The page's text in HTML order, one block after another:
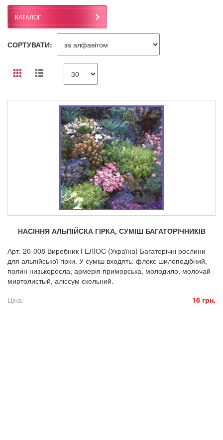
КАТАЛОГ
СОРТУВАТИ:
НАСІННЯ АЛЬПІЙСКА ГІРКА, СУМІШ БАГАТОРІЧНИКІВ
Арт. 20-008 Виробник ГЕЛІОС (Україна) Багаторічні рослини
для альпійської гірки. У суміш входять: флокс шилоподібний,
полин низькоросла, армерія приморська, молодило, молочай
миртолистый, аліссум скельний.
Ціна:
16 грн.